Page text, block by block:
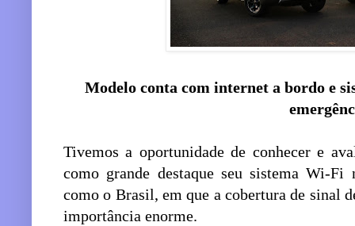
Modelo conta com internet a bordo e
Tivemos a oportunidade de conhecer e
como grande destaque seu sistema Wi-
como o Brasil, em que a cobertura de sinal
importância enorme.